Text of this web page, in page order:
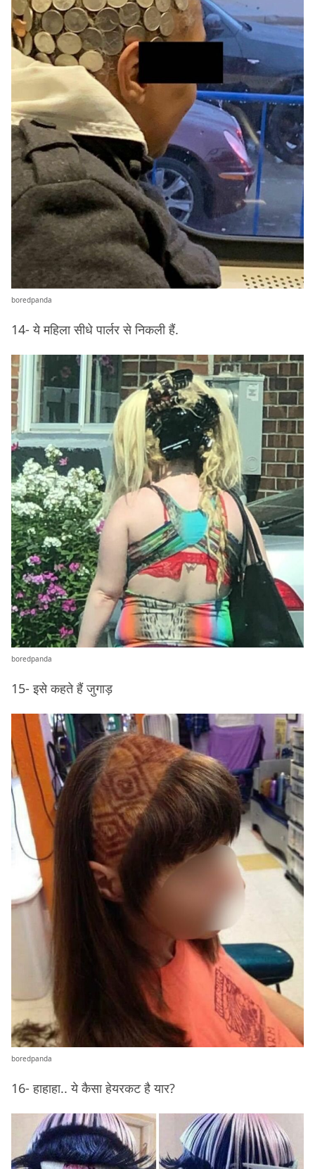
boredpanda
14- ये महिला सीधे पार्लर से निकली हैं.
boredpanda
15- इसे कहते हैं जुगाड़
boredpanda
16- हाहाहा.. ये कैसा हेयरकट है यार?